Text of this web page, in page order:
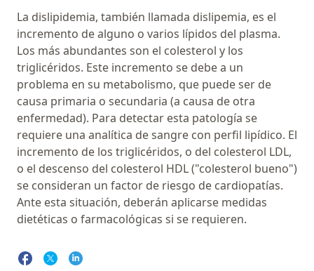
La dislipidemia, también llamada dislipemia, es el
incremento de alguno o varios lípidos del plasma.
Los más abundantes son el colesterol y los
triglicéridos. Este incremento se debe a un
problema en su metabolismo, que puede ser de
causa primaria o secundaria (a causa de otra
enfermedad). Para detectar esta patología se
requiere una analítica de sangre con perfil lipídico. El
incremento de los triglicéridos, o del colesterol LDL,
o el descenso del colesterol HDL ("colesterol bueno")
se consideran un factor de riesgo de cardiopatías.
Ante esta situación, deberán aplicarse medidas
dietéticas o farmacológicas si se requieren.